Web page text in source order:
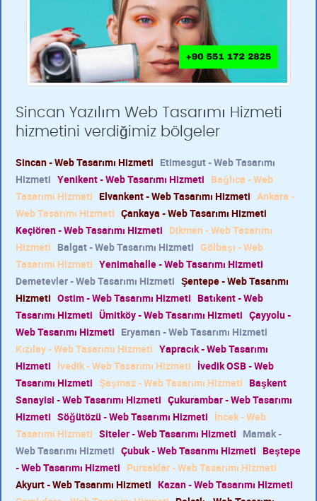
Sincan Yazılım Web Tasarımı Hizmeti
hizmetini verdiğimiz bölgeler
Sincan - Web Tasarımı Hizmeti Etimesgut - Web Tasarımı
Hizmeti Yenikent - Web Tasarımı Hizmeti Bağlıca - Web
Tasarımı Hizmeti Elvankent - Web Tasarımı Hizmeti Ankara -
Web Tasarımı Hizmeti Çankaya - Web Tasarımı Hizmeti
Keçiören - Web Tasarımı Hizmeti Dikmen - Web Tasarımı
Hizmeti Balgat - Web Tasarımı Hizmeti Gölbaşı - Web
Tasarımı Hizmeti Yenimahalle - Web Tasarımı Hizmeti
Demetevler - Web Tasarımı Hizmeti Şentepe - Web Tasarımı
Hizmeti Ostim - Web Tasarımı Hizmeti Batıkent - Web
Tasarımı Hizmeti Ümitköy - Web Tasarımı Hizmeti Çayyolu -
Web Tasarımı Hizmeti Eryaman - Web Tasarımı Hizmeti
Kızılay - Web Tasarımı Hizmeti Yapracık - Web Tasarımı
Hizmeti İvedik - Web Tasarımı Hizmeti İvedik OSB - Web
Tasarımı Hizmeti Şaşmaz - Web Tasarımı Hizmeti Başkent
Sanayisi - Web Tasarımı Hizmeti Çukurambar - Web Tasarımı
Hizmeti Söğütözü - Web Tasarımı Hizmeti İncek - Web
Tasarımı Hizmeti Siteler - Web Tasarımı Hizmeti Mamak -
Web Tasarımı Hizmeti Çubuk - Web Tasarımı Hizmeti Beştepe
- Web Tasarımı Hizmeti Pursaklar - Web Tasarımı Hizmeti
Akyurt - Web Tasarımı Hizmeti Kazan - Web Tasarımı Hizmeti